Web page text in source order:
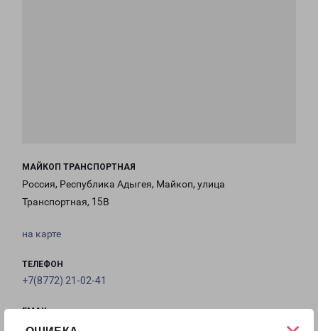
МАЙКОП ТРАНСПОРТНАЯ
Россия, Республика Адыгея, Майкоп, улица
Транспортная, 15В
на карте
ТЕЛЕФОН
+7(8772) 21-02-41
EMAIL
Maikop-fr@pecom.ru